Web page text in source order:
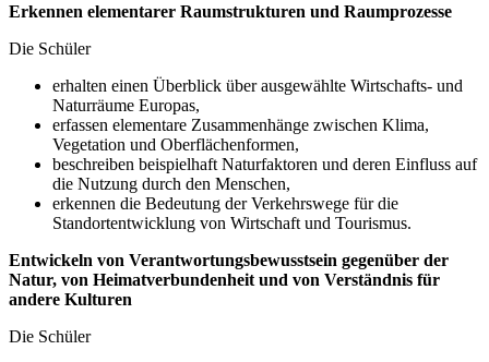
Erkennen elementarer Raumstrukturen und Raumprozesse
Die Schüler
erhalten einen Überblick über ausgewählte Wirtschafts- und
Naturräume Europas,
erfassen elementare Zusammenhänge zwischen Klima,
Vegetation und Oberflächenformen,
beschreiben beispielhaft Naturfaktoren und deren Einfluss auf
die Nutzung durch den Menschen,
erkennen die Bedeutung der Verkehrswege für die
Standortentwicklung von Wirtschaft und Tourismus.
Entwickeln von Verantwortungsbewusstsein gegenüber der
Natur, von Heimatverbundenheit und von Verständnis für
andere Kulturen
Die Schüler